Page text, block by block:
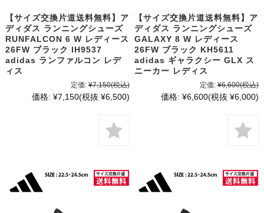
【サイズ交換片道送料無料】ア
ディダス ランニングシューズ
RUNFALCON 6 W レディース
26FW ブラック IH9537
adidas ランファルコン レデ
ィス
定価: ¥7,150(税込)
価格: ¥7,150(税抜 ¥6,500)
【サイズ交換片道送料無料】ア
ディダス ランニングシューズ
GALAXY 8 W レディース
26FW ブラック KH5611
adidas ギャラクシー GLX ス
ニーカー レディス
定価: ¥6,600(税込)
価格: ¥6,600(税抜 ¥6,000)